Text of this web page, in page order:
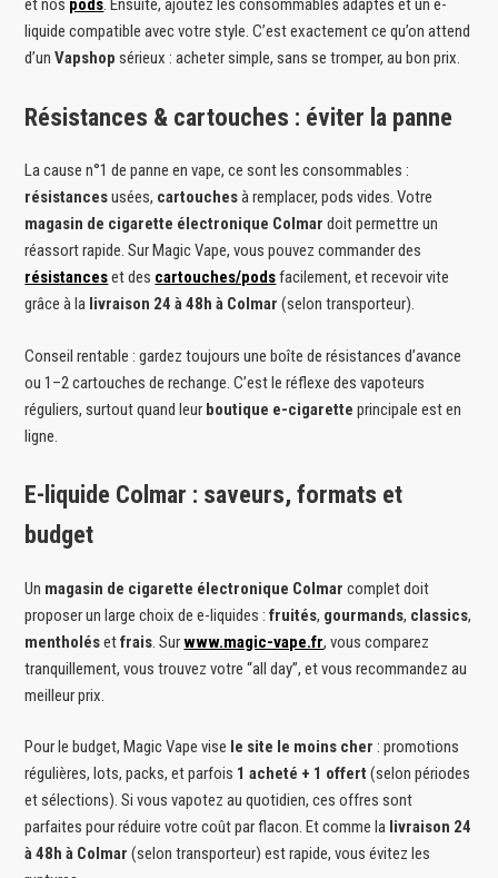
et nos pods. Ensuite, ajoutez les consommables adaptés et un e-
liquide compatible avec votre style. C’est exactement ce qu’on attend
d’unVapshop sérieux : acheter simple, sans se tromper, au bon prix.
Résistances & cartouches : éviter la panne
La cause n°1 de panne en vape, ce sont les consommables :
résistancesusées, cartouchesà remplacer, pods vides. Votre
magasin de cigarette électronique Colmar doit permettre un
réassort rapide. Sur Magic Vape, vous pouvez commander des
résistanceset des cartouches/podsfacilement, et recevoir vite
grâce à la livraison 24 à 48h à Colmar (selon transporteur).
Conseil rentable : gardez toujours une boîte de résistances d’avance
ou 1–2 cartouches de rechange. C’est le réflexe des vapoteurs
réguliers, surtout quand leur boutique e-cigarette principale est en
ligne.
E-liquide Colmar : saveurs, formats et
budget
Un magasin de cigarette électronique Colmar complet doit
proposer un large choix de e-liquides :fruités, gourmands, classics,
mentholésetfrais. Surwww.magic-vape.fr, vous comparez
tranquillement, vous trouvez votre “all day”, et vous recommandez au
meilleur prix.
Pour le budget, Magic Vape vise le site le moins cher : promotions
régulières, lots, packs, et parfois 1 acheté + 1 offert (selon périodes
et sélections). Si vous vapotez au quotidien, ces offres sont
parfaites pour réduire votre coût par flacon. Et comme la livraison 24
à 48h à Colmar (selon transporteur) est rapide, vous évitez les